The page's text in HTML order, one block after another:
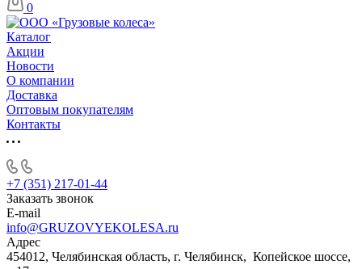
0
Каталог
Акции
Новости
О компании
Доставка
Оптовым покупателям
Контакты
+7 (351) 217-01-44
Заказать звонок
E-mail
info@GRUZOVYEKOLESA.ru
Адрес
454012, Челябинская область, г. Челябинск, Копейское шоссе,